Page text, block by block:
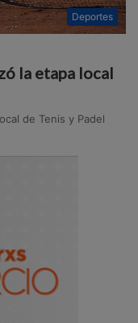
Deportes
la etapa local
de Tenis y Padel